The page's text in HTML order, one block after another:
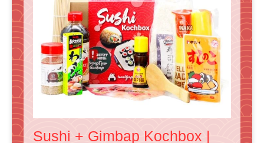
K
T
I
M
A
N
Sushi + Gimbap Kochbox |